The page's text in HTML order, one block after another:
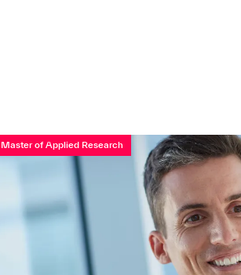
Master of Applied Research